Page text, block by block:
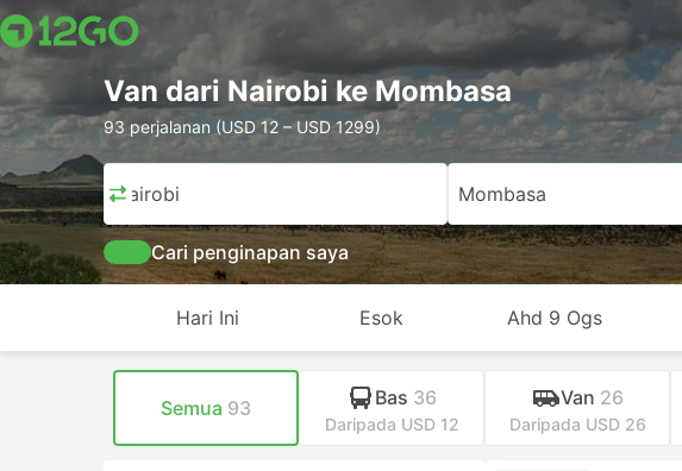
Van dari Nairobi ke Mombasa
93 perjalanan (USD 12 – USD 1299)
Nairobi Mombasa
Cari penginapan saya
Hari Ini Esok Ahd 9 Ogs
Semua 93 Bas 36
Daripada USD 12
Van 26
Daripada USD 26